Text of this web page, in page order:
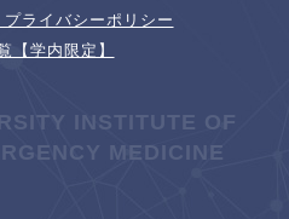
ライバシーポリシー
【学内限定】
INSTITUTE OF
MEDICINE